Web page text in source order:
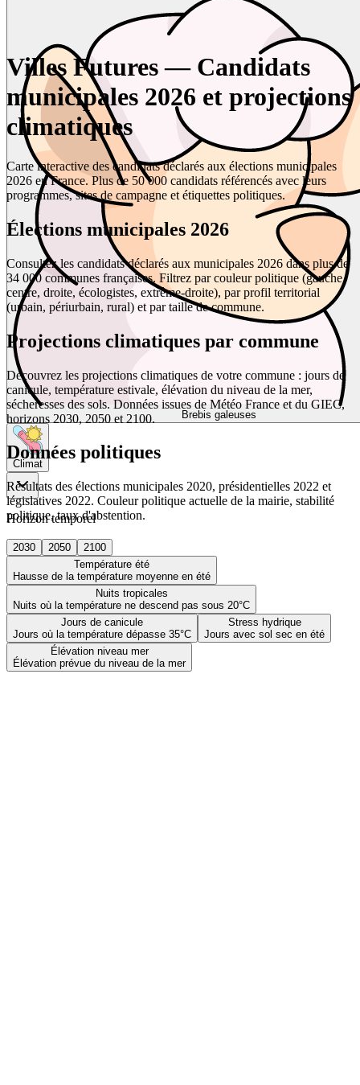
Brebis galeuses
Climat
Horizon temporel
2030 2050
2100
Température été
Hausse de la température moyenne en été
Nuits tropicales
Nuits où la température ne descend pas sous 20°C
Jours de canicule
Jours où la température dépasse 35°C
Stress hydrique
Jours avec sol sec en été
Élévation niveau mer
Élévation prévue du niveau de la mer
Villes Futures — Candidats
municipales 2026 et projections
climatiques
Carte interactive des candidats déclarés aux élections municipales
2026 en France. Plus de 50 000 candidats référencés avec leurs
programmes, sites de campagne et étiquettes politiques.
Élections municipales 2026
Consultez les candidats déclarés aux municipales 2026 dans plus de
34 000 communes françaises. Filtrez par couleur politique (gauche,
centre, droite, écologistes, extrême-droite), par profil territorial
(urbain, périurbain, rural) et par taille de commune.
Projections climatiques par commune
Découvrez les projections climatiques de votre commune : jours de
canicule, température estivale, élévation du niveau de la mer,
sécheresses des sols. Données issues de Météo France et du GIEC,
horizons 2030, 2050 et 2100.
Données politiques
Résultats des élections municipales 2020, présidentielles 2022 et
législatives 2022. Couleur politique actuelle de la mairie, stabilité
politique, taux d'abstention.